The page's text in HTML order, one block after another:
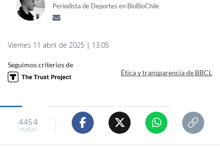
Periodista de Deportes en BioBioChile
Viernes 11 abril de 2025 | 13:05
Seguimos criterios de
Ética y transparencia de BBCL
4454
visitas